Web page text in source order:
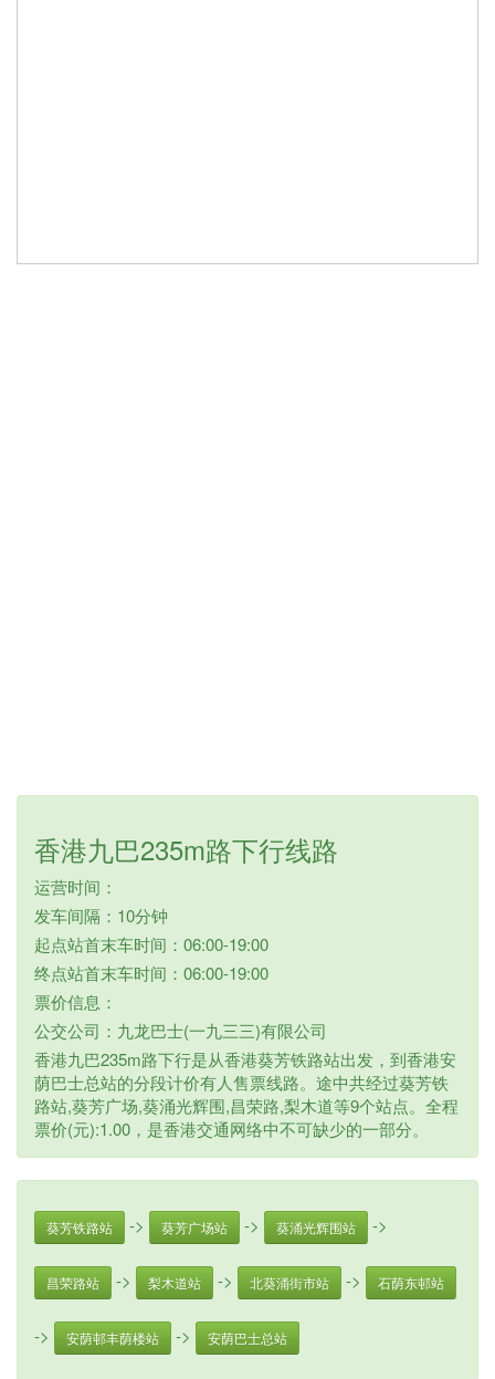
香港九巴235m路下行线路
运营时间：
发车间隔：10分钟
起点站首末车时间：06:00-19:00
终点站首末车时间：06:00-19:00
票价信息：
公交公司：九龙巴士(一九三三)有限公司
香港九巴235m路下行是从香港葵芳铁路站出发，到香港安
荫巴士总站的分段计价有人售票线路。途中共经过葵芳铁
路站,葵芳广场,葵涌光辉围,昌荣路,梨木道等9个站点。全程
票价(元):1.00，是香港交通网络中不可缺少的一部分。
葵芳铁路站 -> 葵芳广场站 -> 葵涌光辉围站 ->
昌荣路站 -> 梨木道站 -> 北葵涌街市站 -> 石荫东邨站
-> 安荫邨丰荫楼站 -> 安荫巴士总站